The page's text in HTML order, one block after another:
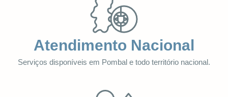
Atendimento Nacional
Serviços disponíveis em Pombal e todo território nacional.